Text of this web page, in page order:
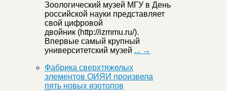
Зоологический музей МГУ в День
российской науки представляет
свой цифровой
двойник (http://izmmu.ru/).
Впервые самый крупный
университетский музей ... →
Фабрика сверхтяжелых
элементов ОИЯИ произвела
пять новых изотопов